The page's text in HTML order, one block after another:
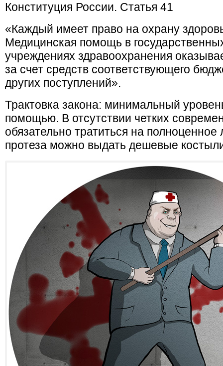
Конституция России. Статья 41
«Каждый имеет право на охрану
Медицинская помощь в
учреждениях здравоохранения
за счет средств соответствующего
других поступлений».
Трактовка закона: минимальный
помощью. В отсутствии четких
обязательно тратиться на
протеза можно выдать дешевые